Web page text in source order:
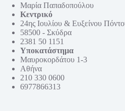
Μαρία Παπαδοπούλου
Κεντρικό
24ης Ιουλίου & Ευξείνου
58500 - Σκύδρα
2381 50 1151
Υποκατάστημα
Μαυροκορδάτου 1-3
Αθήνα
210 330 0600
6977866313